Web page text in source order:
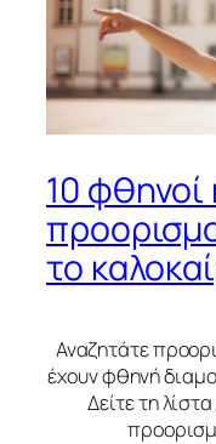
10 φθηνοί
το
Αναζητάτε
έχουν φθηνή
Δείτε τη